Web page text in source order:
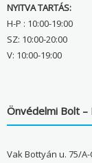
NYITVA TARTÁS:
H-P : 10:00-19:00
SZ: 10:00-20:00
V: 10:00-19:00
Önvédelmi Bolt –
Vak Bottyán u. 75/